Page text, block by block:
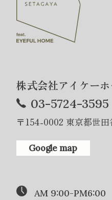
株式会社アイケーホ
03-5724-3595
〒154-0002 東京都世
Google map
AM 9:00-PM6:00